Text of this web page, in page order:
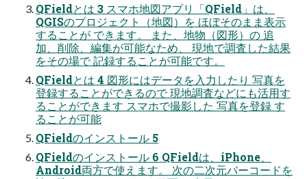
QFieldとは 3 スマホ地図アプリ「QField」は、
QGISのプロジェクト（地図）を ほぼそのまま表示
することが できます。 また、地物（図形）の 追
加、削除、編集が可能なため、 現地で調査した結果
をその場で 記録することが可能です。
QFieldとは 4 図形にはデータを入力したり 写真を
登録することができるので 現地調査などにも活用す
ることができます スマホで撮影した 写真を登録 す
ることが可能
QFieldのインストール 5
QFieldのインストール 6 QFieldは、iPhone、
Android両方で使えます。 次の二次元バーコードを